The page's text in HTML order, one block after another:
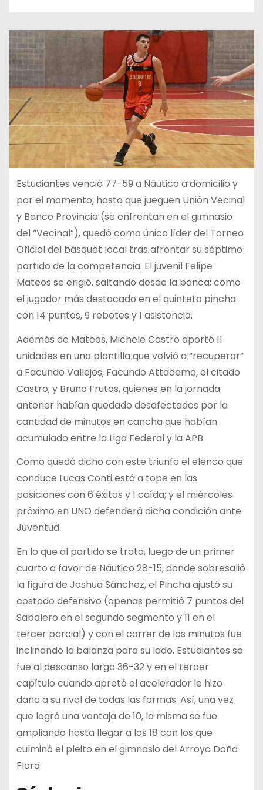
Estudiantes venció 77-59 a Náutico a domicilio y
por el momento, hasta que jueguen Unión Vecinal
y Banco Provincia (se enfrentan en el gimnasio
del “Vecinal”), quedó como único líder del Torneo
Oficial del básquet local tras afrontar su séptimo
partido de la competencia. El juvenil Felipe
Mateos se erigió, saltando desde la banca; como
el jugador más destacado en el quinteto pincha
con 14 puntos, 9 rebotes y 1 asistencia.
Además de Mateos, Michele Castro aportó 11
unidades en una plantilla que volvió a “recuperar”
a Facundo Vallejos, Facundo Attademo, el citado
Castro; y Bruno Frutos, quienes en la jornada
anterior habían quedado desafectados por la
cantidad de minutos en cancha que habían
acumulado entre la Liga Federal y la APB.
Como quedó dicho con este triunfo el elenco que
conduce Lucas Conti está a tope en las
posiciones con 6 éxitos y 1 caída; y el miércoles
próximo en UNO defenderá dicha condición ante
Juventud.
En lo que al partido se trata, luego de un primer
cuarto a favor de Náutico 28-15, donde sobresalió
la figura de Joshua Sánchez, el Pincha ajustó su
costado defensivo (apenas permitió 7 puntos del
Sabalero en el segundo segmento y 11 en el
tercer parcial) y con el correr de los minutos fue
inclinando la balanza para su lado. Estudiantes se
fue al descanso largo 36-32 y en el tercer
capítulo cuando apretó el acelerador le hizo
daño a su rival de todas las formas. Así, una vez
que logró una ventaja de 10, la misma se fue
ampliando hasta llegar a los 18 con los que
culminó el pleito en el gimnasio del Arroyo Doña
Flora.